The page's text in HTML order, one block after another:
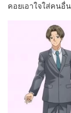
คอยเอาใจใส่คนอื่